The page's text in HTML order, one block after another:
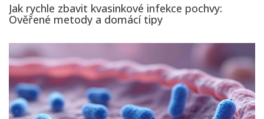
Jak rychle zbavit kvasinkové infekce pochvy:
Ověřené metody a domácí tipy